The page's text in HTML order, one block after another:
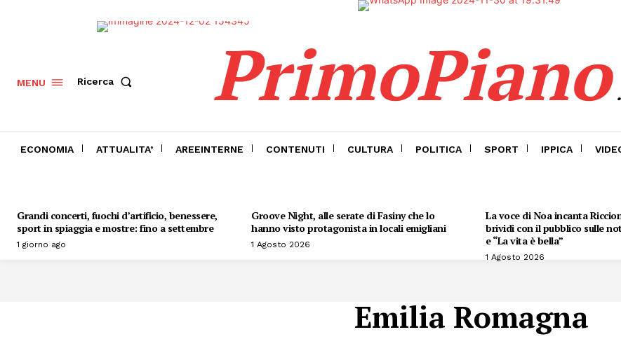
AREEINTERNE
MENU Ricerca PrimoPiano
ECONOMIA ATTUALITA’ AREEINTERNE CONTENUTI CULTURA POLITICA SPORT IPPICA
Grandi concerti, fuochi d’artificio, benessere,
sport in spiaggia e mostre: fino a settembre
1 giorno ago
Groove Night, alle serate di Fasiny che lo
hanno visto protagonista in locali emigliani
1 Agosto 2026
La voce di Noa incanta
brividi con il pubblico sulle
e “La vita è bella”
1 Agosto 2026
Emilia Romagna